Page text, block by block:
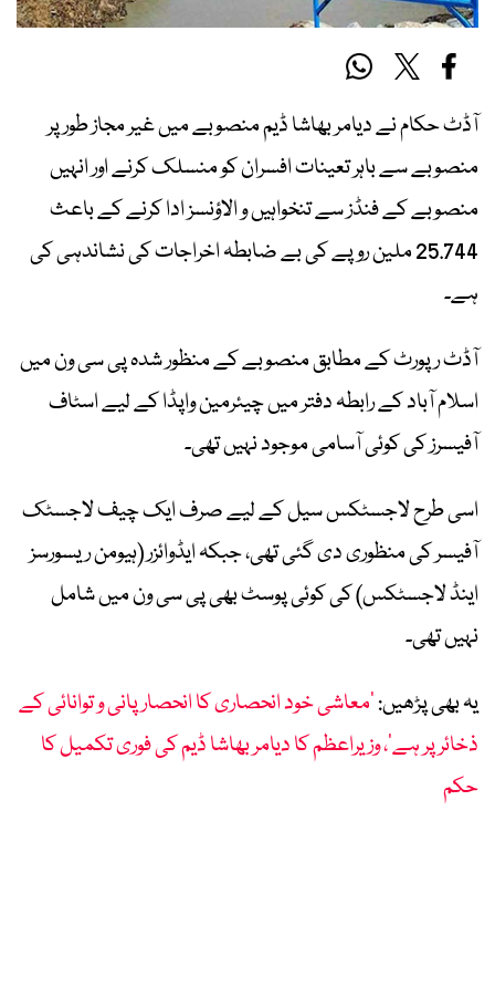
آڈٹ حکام نے دیامر بھاشا ڈیم منصوبے میں غیر مجاز طور پر
منصوبے سے باہر تعینات افسران کو منسلک کرنے اور انہیں
منصوبے کے فنڈز سے تنخواہیں و الاؤنسز ادا کرنے کے باعث
25.744 ملین روپے کی بے ضابطہ اخراجات کی نشاندہی کی
ہے۔
آڈٹ رپورٹ کے مطابق منصوبے کے منظور شدہ پی سی ون میں
اسلام آباد کے رابطہ دفتر میں چیئرمین واپڈا کے لیے اسٹاف
آفیسرز کی کوئی آسامی موجود نہیں تھی۔
اسی طرح لاجسٹکس سیل کے لیے صرف ایک چیف لاجسٹک
آفیسر کی منظوری دی گئی تھی، جبکہ ایڈوائزر (ہیومن ریسورسز
اینڈ لاجسٹکس) کی کوئی پوسٹ بھی پی سی ون میں شامل
نہیں تھی۔
یہ بھی پڑھیں:’معاشی خود انحصاری کا انحصار پانی و توانائی کے
ذخائر پر ہے‘، وزیراعظم کا دیامر بھاشا ڈیم کی فوری تکمیل کا
حکم